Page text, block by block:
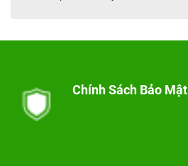
Chính Sách Bảo Mật